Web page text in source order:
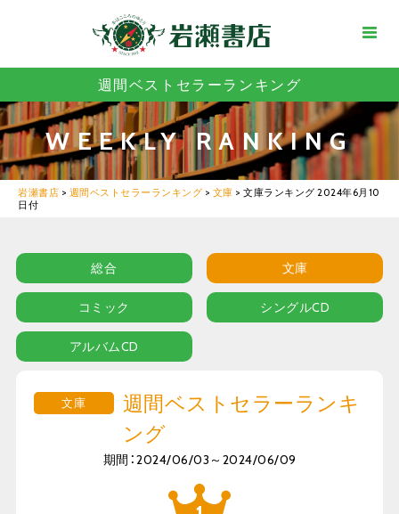
週間ベストセラーランキング
WEEKLY RANKING
岩瀬書店 > 週間ベストセラーランキング > 文庫 > 文庫ランキング 2024年6月10
日付
総合 文庫
コミック シングルCD
アルバムCD
文庫
週間ベストセラーランキ
ング
期間：2024/06/03～2024/06/09